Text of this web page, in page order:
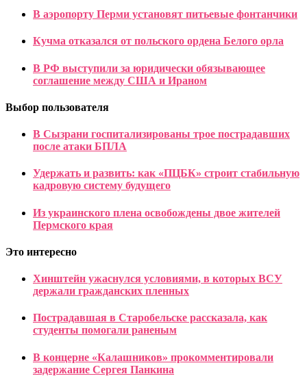
В аэропорту Перми установят питьевые фонтанчики
Кучма отказался от польского ордена Белого орла
В РФ выступили за юридически обязывающее
соглашение между США и Ираном
Выбор пользователя
В Сызрани госпитализированы трое пострадавших
после атаки БПЛА
Удержать и развить: как «ПЦБК» строит стабильную
кадровую систему будущего
Из украинского плена освобождены двое жителей
Пермского края
Это интересно
Хинштейн ужаснулся условиями, в которых ВСУ
держали гражданских пленных
Пострадавшая в Старобельске рассказала, как
студенты помогали раненым
В концерне «Калашников» прокомментировали
задержание Сергея Панкина